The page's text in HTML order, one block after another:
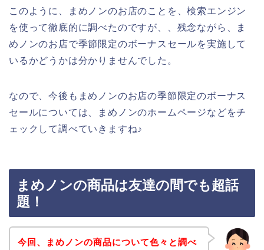
このように、まめノンのお店のことを、検索エンジン
を使って徹底的に調べたのですが、、残念ながら、ま
めノンのお店で季節限定のボーナスセールを実施して
いるかどうかは分かりませんでした。
なので、今後もまめノンのお店の季節限定のボーナス
セールについては、まめノンのホームページなどをチ
ェックして調べていきますね♪
まめノンの商品は友達の間でも超話
題！
今回、まめノンの商品について色々と調べ